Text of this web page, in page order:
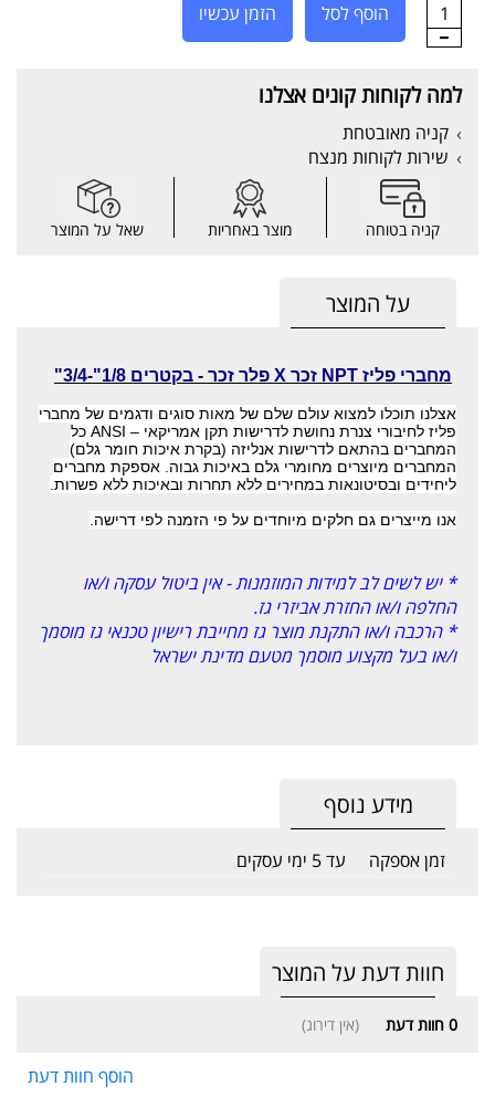
1 הוסף לסל הזמן עכשיו
למה לקוחות קונים אצלנו
קניה מאובטחת
שירות לקוחות מנצח
קניה בטוחה מוצר באחריות שאל על המוצר
על המוצר
מחברי פליז NPT זכר X פלר זכר - בקטרים 1/8"-3/4"
אצלנו תוכלו למצוא עולם שלם של מאות סוגים ודגמים של מחברי
פליז לחיבורי צנרת נחושת לדרישות תקן אמריקאי ANSI – כל
המחברים בהתאם לדרישות אנליזה (בקרת איכות חומר גלם)
המחברים מיוצרים מחומרי גלם באיכות גבוה. אספקת מחברים
ליחידים ובסיטונאות במחירים ללא תחרות ובאיכות ללא פשרות.
אנו מייצרים גם חלקים מיוחדים על פי הזמנה לפי דרישה
* יש לשים לב למידות המוזמנות - אין ביטול עסקה ו/או
החלפה ו/או החזרת אביזרי גז.
* הרכבה ו/או התקנת מוצר גז מחייבת רישיון טכנאי גז מוסמך
ו/או בעל מקצוע מוסמך מטעם מדינת ישראל
מידע נוסף
זמן אספקה עד 5 ימי עסקים
חוות דעת על המוצר
0 חוות דעת (אין דירוג)
הוסף חוות דעת